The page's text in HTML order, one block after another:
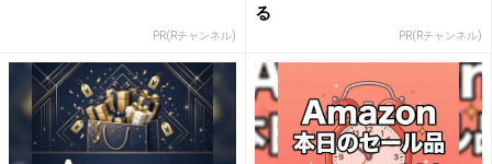
PR(Rチャンネル)
る
PR(Rチャンネル)